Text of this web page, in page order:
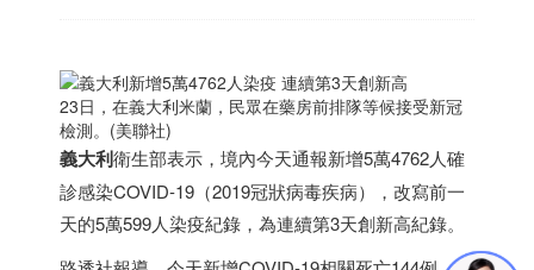
23日，在義大利米蘭，民眾在藥房前排隊等候接受新冠
檢測。(美聯社)
義大利衛生部表示，境內今天通報新增5萬4762人確
診感染COVID-19（2019冠狀病毒疾病），改寫前一
天的5萬599人染疫紀錄，為連續第3天創新高紀錄。